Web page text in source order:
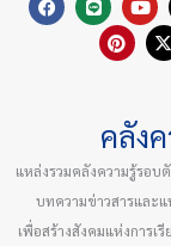
a i
n
e
o
u
t
n
t
t
t
w
r
คลัง
แหล่งรวมคลังความรู้รอบ
บทความข่าวสารและแ
เพื่อสร้างสังคมแห่งการ